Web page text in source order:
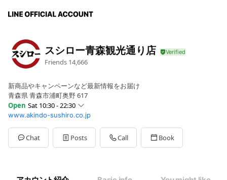
スシロー青森観光通り店
Friends 14,666
新商品やキャンペーンなど最新情報をお届け
青森県 青森市浦町奥野 617
Open Sat 10:30 - 22:30
Mon11:00 - 22:30
Tue11:00 - 22:30
Wed11:00 - 22:30
Thu11:00 - 22:30
10:30 - 22:30
www.akindo-sushiro.co.jp
Chat Posts Call Book